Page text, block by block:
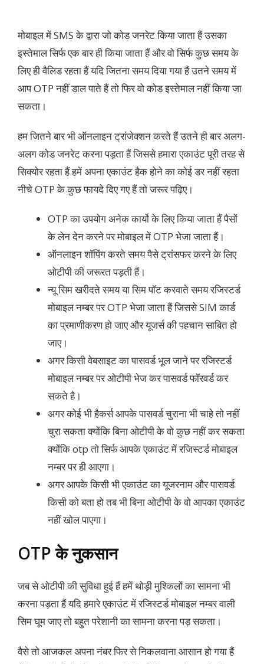
मोबाइल में SMS के द्वारा जो कोड जनरेट किया जाता हैं उसका
इस्तेमाल सिर्फ एक बार ही किया जाता हैं और वो सिर्फ कुछ समय के
लिए ही वैलिड रहता हैं यदि जितना समय दिया गया हैं उतने समय में
आप OTP नहीं डाल पाते हैं तो फिर वो कोड इस्तेमाल नहीं किया जा
सकता।
हम जितने बार भी ऑनलाइन ट्रांजेक्शन करते हैं उतने ही बार अलग-
अलग कोड जनरेट करना पड़ता हैं जिससे हमारा एकाउंट पूरी तरह से
सिक्योर रहता हैं हमें अपना एकाउंट हैक होने का कोई डर नहीं रहता
नीचे OTP के कुछ फायदे दिए गए हैं तो जरूर पढ़िए।
OTP का उपयोग अनेक कार्यो के लिए किया जाता हैं पैसों
के लेन देन करने पर मोबाइल में OTP भेजा जाता हैं।
ऑनलाइन शॉपिंग करते समय पैसे ट्रांसफर करने के लिए
ओटीपी की जरूरत पड़ती हैं।
न्यू सिम खरीदते समय या सिम पॉट करवाते समय रजिस्टर्ड
मोबाइल नम्बर पर OTP भेजा जाता हैं जिससे SIM कार्ड
का प्रमाणीकरण हो जाए और यूजर्स की पहचान साबित हो
जाए।
अगर किसी वेबसाइट का पासवर्ड भूल जाने पर रजिस्टर्ड
मोबाइल नम्बर पर ओटीपी भेज कर पासवर्ड फॉरवर्ड कर
सकते है।
अगर कोई भी हैकर्स आपके पासवर्ड चुराना भी चाहे तो नहीं
चुरा सकता क्योंकि बिना ओटीपी के वो कुछ नहीं कर सकता
क्योंकि otp तो सिर्फ आपके एकाउंट में रजिस्टर्ड मोबाइल
नम्बर पर ही आएगा।
अगर आपके किसी भी एकाउंट का यूजरनाम और पासवर्ड
किसी को बता हो तब भी बिना ओटीपी के वो आपका एकाउंट
नहीं खोल पाएगा।
OTP के नुकसान
जब से ओटीपी की सुविधा हुई हैं हमें थोड़ी मुश्किलों का सामना भी
करना पड़ता हैं यदि हमारे एकाउंट में रजिस्टर्ड मोबाइल नम्बर वाली
सिम घूम जाए तो बहुत परेशानी का सामना करना पड़ सकता।
वैसे तो आजकल अपना नंबर फिर से निकलवाना आसान हो गया हैं